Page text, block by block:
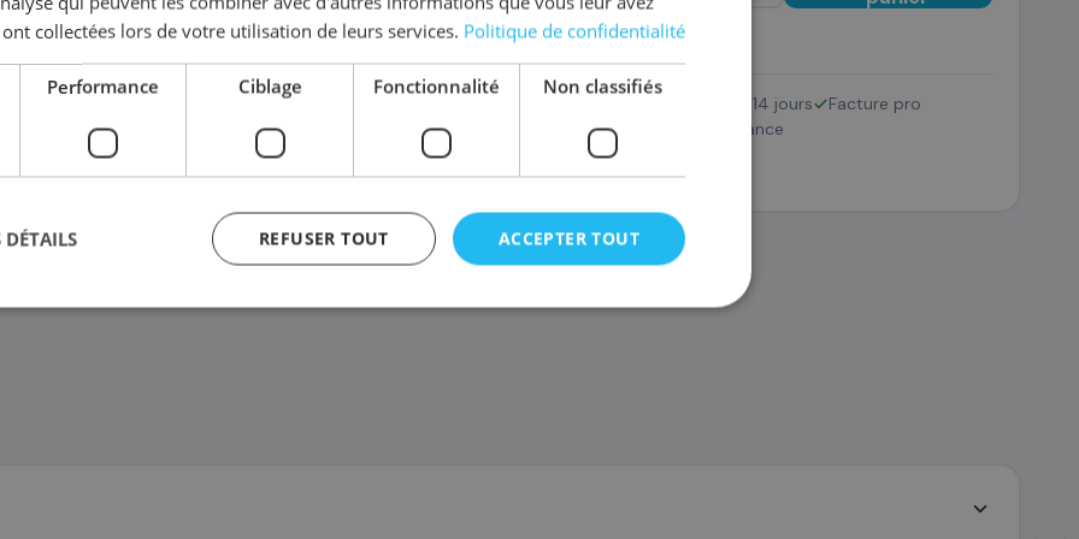
PFI-1300M
,48 €
Retour 14 jours
Facture pro
SAV France
collectées lors de votre utilisation de leurs services. Politique de confidentialité
Performance Ciblage Fonctionnalité Non classifiés
ACCEPTER TOUT
REFUSER TOUT
DÉTAILS